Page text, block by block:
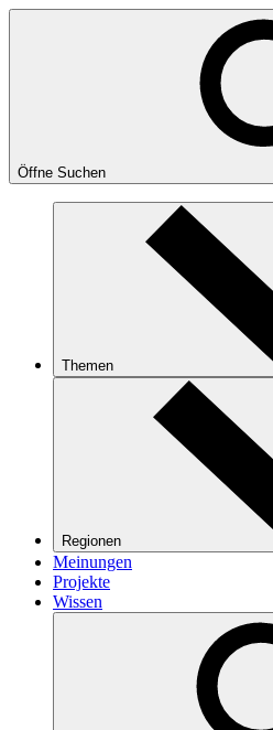
Öffne Suchen
Themen
Regionen
Meinungen
Projekte
Wissen